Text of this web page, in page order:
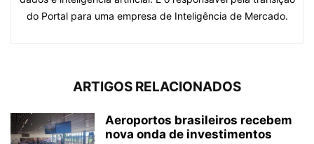
do Portal para uma empresa de Inteligência de Mercado.
ARTIGOS RELACIONADOS
Aeroportos brasileiros recebem
nova onda de investimentos